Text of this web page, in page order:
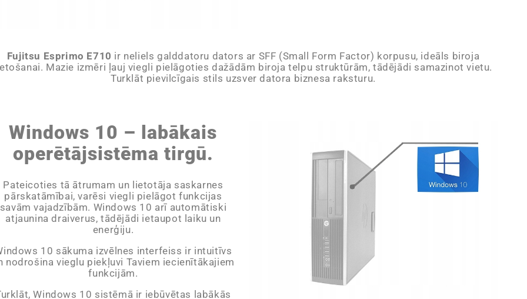
Fujitsu Esprimo E710 ir neliels galddatoru dators ar SFF (Small Form Factor) korpusu, ideāls biroja
Mazie izmēri ļauj viegli pielāgoties dažādām biroja telpu struktūrām, tādējādi samazinot vietu.
Turklāt pievilcīgais stils uzsver datora biznesa raksturu.
Windows 10 – labākais
operētājsistēma tirgū.
Pateicoties tā ātrumam un lietotāja saskarnes
pārskatāmībai, varēsi viegli pielāgot funkcijas
savām vajadzībām. Windows 10 arī automātiski
atjaunina draiverus, tādējādi ietaupot laiku un
enerģiju.
10 sākuma izvēlnes interfeiss ir intuitīvs
nodrošina vieglu piekļuvi Taviem iecienītākajiem
funkcijām.
Windows 10 sistēmā ir iebūvētas labākās